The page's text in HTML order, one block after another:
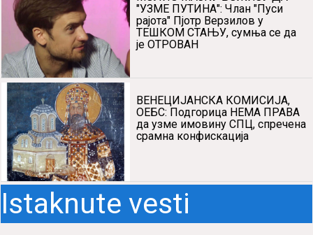
"УЗМЕ ПУТИНА": Члан "Пуси
рајота" Пјотр Верзилов у
ТЕШКОМ СТАЊУ, сумња се да
је ОТРОВАН
ВЕНЕЦИЈАНСКА КОМИСИЈА,
ОЕБС: Подгорица НЕМА ПРАВА
да узме имовину СПЦ, спречена
срамна конфискација
Istaknute vesti